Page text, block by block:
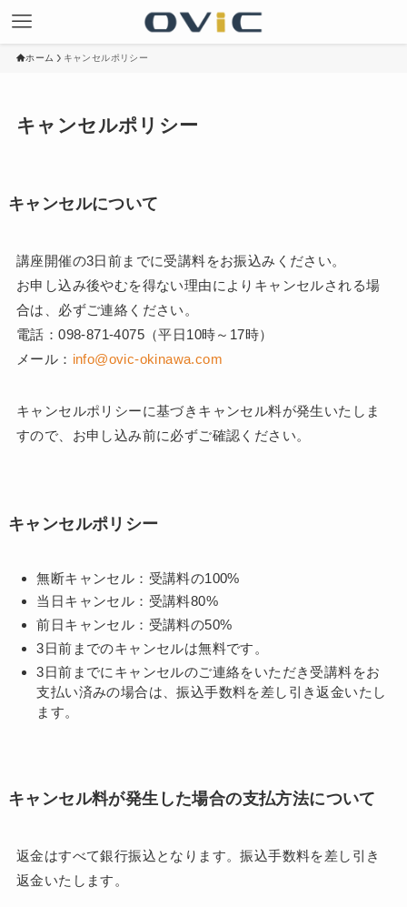
ホーム キャンセルポリシー
キャンセルポリシー
キャンセルについて
講座開催の3日前までに受講料をお振込みください。
お申し込み後やむを得ない理由によりキャンセルされる場
合は、必ずご連絡ください。
電話：098-871-4075（平日10時～17時）
メール： info@ovic-okinawa.com
キャンセルポリシーに基づきキャンセル料が発生いたしま
すので、お申し込み前に必ずご確認ください。
キャンセルポリシー
無断キャンセル：受講料の100%
当日キャンセル：受講料80%
前日キャンセル：受講料の50%
3日前までのキャンセルは無料です。
3日前までにキャンセルのご連絡をいただき受講料をお
支払い済みの場合は、振込手数料を差し引き返金いたし
ます。
キャンセル料が発生した場合の支払方法について
返金はすべて銀行振込となります。振込手数料を差し引き
返金いたします。